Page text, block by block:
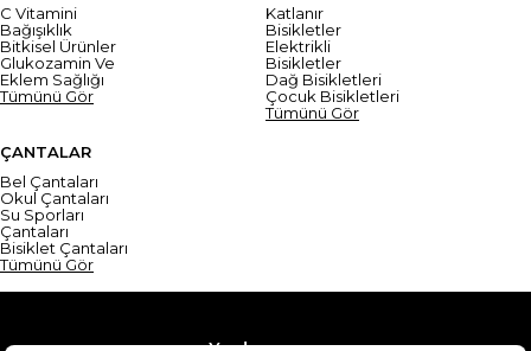
C Vitamini
Bağışıklık
Bitkisel Ürünler
Glukozamin Ve
Eklem Sağlığı
Tümünü Gör
Katlanır
Bisikletler
Elektrikli
Bisikletler
Dağ Bisikletleri
Çocuk Bisikletleri
Tümünü Gör
ÇANTALAR
Bel Çantaları
Okul Çantaları
Su Sporları
Çantaları
Bisiklet Çantaları
Tümünü Gör